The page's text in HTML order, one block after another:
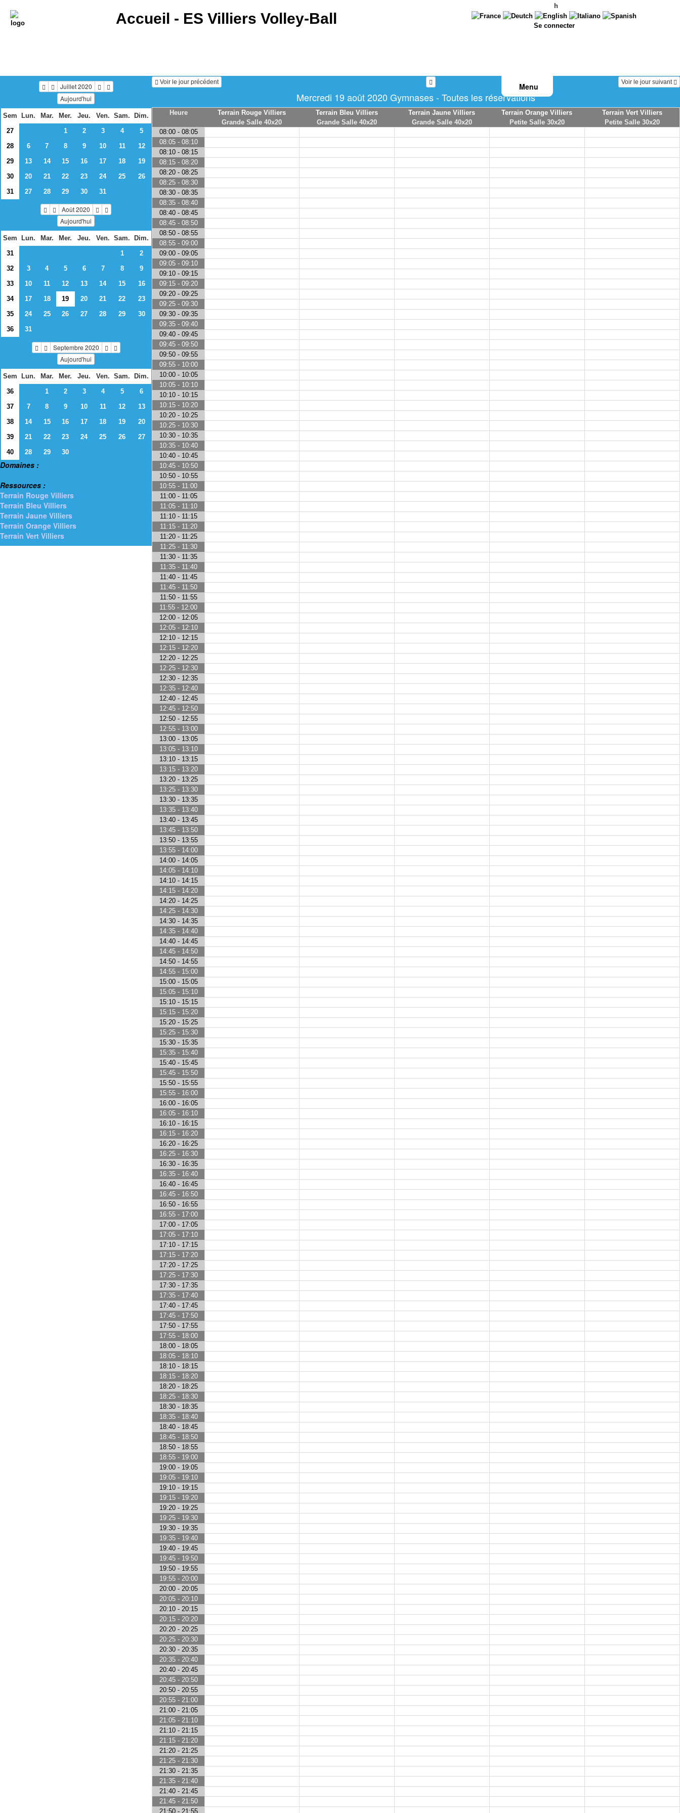
Accueil - ES Villiers Volley-Ball
h
Se connecter
Menu
Juillet 2020
Aujourd'hui
Sem Lun. Mar. Mer. Jeu. Ven. Sam. Dim.
27
1 2 3 4
5
28
6 7 8 9 10 11
12
29
13 14 15 16 17 18
19
30
20 21 22 23 24 25
26
31
27 28 29 30 31
Août 2020
Aujourd'hui
Sem Lun. Mar. Mer. Jeu. Ven. Sam.
Dim.
31
1
2
32
3 4 5 6 7 8
9
33
10 11 12 13 14 15
16
34
17 18 19 20 21 22
23
35
24 25 26 27 28 29
30
36
31
Septembre 2020
Aujourd'hui
Sem Lun. Mar. Mer. Jeu. Ven. Sam.
Dim.
36
1 2 3 4 5
6
37
7 8 9 10 11 12
13
38
14 15 16 17 18 19
20
39
21 22 23 24 25 26
27
40
28 29 30
Domaines :
Ressources :
Terrain Rouge Villiers
Terrain Bleu Villiers
Terrain Jaune Villiers
Terrain Orange Villiers
Terrain Vert Villiers
Voir le jour précédent Voir le jour suivant
Mercredi 19 août 2020 Gymnases - Toutes les réservations
Heure
Terrain Rouge Villiers
Grande Salle 40x20
Terrain Bleu Villiers
Grande Salle 40x20
Terrain Jaune Villiers
Grande Salle 40x20
Terrain Orange Villiers
Petite Salle 30x20
Terrain Vert Villiers
Petite Salle 30x20
08:00 - 08:05
08:05 - 08:10
08:10 - 08:15
08:15 - 08:20
08:20 - 08:25
08:25 - 08:30
08:30 - 08:35
08:35 - 08:40
08:40 - 08:45
08:45 - 08:50
08:50 - 08:55
08:55 - 09:00
09:00 - 09:05
09:05 - 09:10
09:10 - 09:15
09:15 - 09:20
09:20 - 09:25
09:25 - 09:30
09:30 - 09:35
09:35 - 09:40
09:40 - 09:45
09:45 - 09:50
09:50 - 09:55
09:55 - 10:00
10:00 - 10:05
10:05 - 10:10
10:10 - 10:15
10:15 - 10:20
10:20 - 10:25
10:25 - 10:30
10:30 - 10:35
10:35 - 10:40
10:40 - 10:45
10:45 - 10:50
10:50 - 10:55
10:55 - 11:00
11:00 - 11:05
11:05 - 11:10
11:10 - 11:15
11:15 - 11:20
11:20 - 11:25
11:25 - 11:30
11:30 - 11:35
11:35 - 11:40
11:40 - 11:45
11:45 - 11:50
11:50 - 11:55
11:55 - 12:00
12:00 - 12:05
12:05 - 12:10
12:10 - 12:15
12:15 - 12:20
12:20 - 12:25
12:25 - 12:30
12:30 - 12:35
12:35 - 12:40
12:40 - 12:45
12:45 - 12:50
12:50 - 12:55
12:55 - 13:00
13:00 - 13:05
13:05 - 13:10
13:10 - 13:15
13:15 - 13:20
13:20 - 13:25
13:25 - 13:30
13:30 - 13:35
13:35 - 13:40
13:40 - 13:45
13:45 - 13:50
13:50 - 13:55
13:55 - 14:00
14:00 - 14:05
14:05 - 14:10
14:10 - 14:15
14:15 - 14:20
14:20 - 14:25
14:25 - 14:30
14:30 - 14:35
14:35 - 14:40
14:40 - 14:45
14:45 - 14:50
14:50 - 14:55
14:55 - 15:00
15:00 - 15:05
15:05 - 15:10
15:10 - 15:15
15:15 - 15:20
15:20 - 15:25
15:25 - 15:30
15:30 - 15:35
15:35 - 15:40
15:40 - 15:45
15:45 - 15:50
15:50 - 15:55
15:55 - 16:00
16:00 - 16:05
16:05 - 16:10
16:10 - 16:15
16:15 - 16:20
16:20 - 16:25
16:25 - 16:30
16:30 - 16:35
16:35 - 16:40
16:40 - 16:45
16:45 - 16:50
16:50 - 16:55
16:55 - 17:00
17:00 - 17:05
17:05 - 17:10
17:10 - 17:15
17:15 - 17:20
17:20 - 17:25
17:25 - 17:30
17:30 - 17:35
17:35 - 17:40
17:40 - 17:45
17:45 - 17:50
17:50 - 17:55
17:55 - 18:00
18:00 - 18:05
18:05 - 18:10
18:10 - 18:15
18:15 - 18:20
18:20 - 18:25
18:25 - 18:30
18:30 - 18:35
18:35 - 18:40
18:40 - 18:45
18:45 - 18:50
18:50 - 18:55
18:55 - 19:00
19:00 - 19:05
19:05 - 19:10
19:10 - 19:15
19:15 - 19:20
19:20 - 19:25
19:25 - 19:30
19:30 - 19:35
19:35 - 19:40
19:40 - 19:45
19:45 - 19:50
19:50 - 19:55
19:55 - 20:00
20:00 - 20:05
20:05 - 20:10
20:10 - 20:15
20:15 - 20:20
20:20 - 20:25
20:25 - 20:30
20:30 - 20:35
20:35 - 20:40
20:40 - 20:45
20:45 - 20:50
20:50 - 20:55
20:55 - 21:00
21:00 - 21:05
21:05 - 21:10
21:10 - 21:15
21:15 - 21:20
21:20 - 21:25
21:25 - 21:30
21:30 - 21:35
21:35 - 21:40
21:40 - 21:45
21:45 - 21:50
21:50 - 21:55